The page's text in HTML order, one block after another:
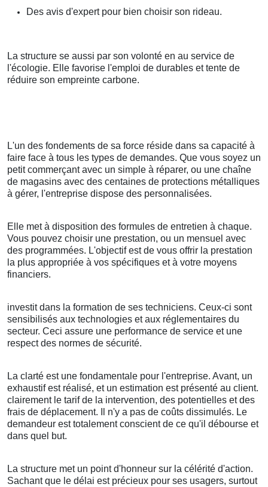
Des avis d'expert pour bien choisir son rideau.
La structure se aussi par son volonté en au service de
l'écologie. Elle favorise l'emploi de durables et tente de
réduire son empreinte carbone.
L'un des fondements de sa force réside dans sa capacité à
faire face à tous les types de demandes. Que vous soyez un
petit commerçant avec un simple à réparer, ou une chaîne
de magasins avec des centaines de protections métalliques
à gérer, l'entreprise dispose des personnalisées.
Elle met à disposition des formules de entretien à chaque.
Vous pouvez choisir une prestation, ou un mensuel avec
des programmées. L'objectif est de vous offrir la prestation
la plus appropriée à vos spécifiques et à votre moyens
financiers.
investit dans la formation de ses techniciens. Ceux-ci sont
sensibilisés aux technologies et aux réglementaires du
secteur. Ceci assure une performance de service et une
respect des normes de sécurité.
La clarté est une fondamentale pour l'entreprise. Avant, un
exhaustif est réalisé, et un estimation est présenté au client.
clairement le tarif de la intervention, des potentielles et des
frais de déplacement. Il n'y a pas de coûts dissimulés. Le
demandeur est totalement conscient de ce qu'il débourse et
dans quel but.
La structure met un point d'honneur sur la célérité d'action.
Sachant que le délai est précieux pour ses usagers, surtout